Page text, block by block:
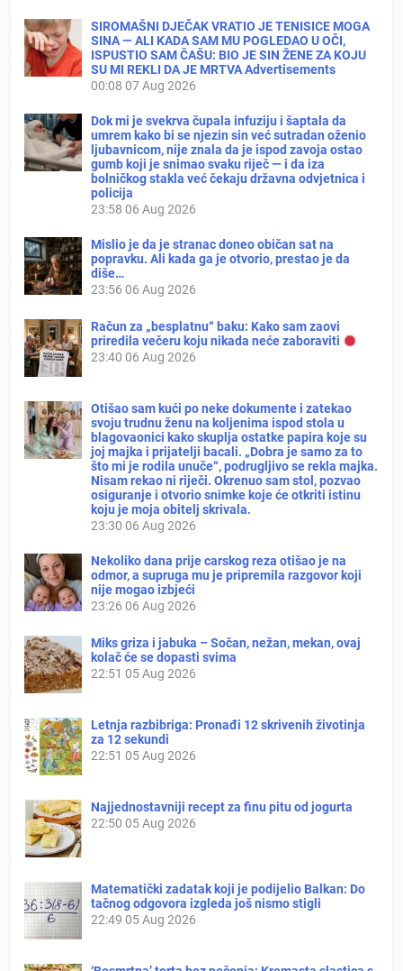
SIROMAŠNI DJEČAK VRATIO JE TENISICE MOGA
SINA — ALI KADA SAM MU POGLEDAO U OČI,
ISPUSTIO SAM ČAŠU: BIO JE SIN ŽENE ZA KOJU
SU MI REKLI DA JE MRTVA Advertisements
00:08 07 Aug 2026
Dok mi je svekrva čupala infuziju i šaptala da
umrem kako bi se njezin sin već sutradan oženio
ljubavnicom, nije znala da je ispod zavoja ostao
gumb koji je snimao svaku riječ — i da iza
bolničkog stakla već čekaju državna odvjetnica i
policija
23:58 06 Aug 2026
Mislio je da je stranac doneo običan sat na
popravku. Ali kada ga je otvorio, prestao je da
diše…
23:56 06 Aug 2026
Račun za „besplatnu“ baku: Kako sam zaovi
priredila večeru koju nikada neće zaboraviti
23:40 06 Aug 2026
Otišao sam kući po neke dokumente i zatekao
svoju trudnu ženu na koljenima ispod stola u
blagovaonici kako skuplja ostatke papira koje su
joj majka i prijatelji bacali. „Dobra je samo za to
što mi je rodila unuče“, podrugljivo se rekla majka.
Nisam rekao ni riječi. Okrenuo sam stol, pozvao
osiguranje i otvorio snimke koje će otkriti istinu
koju je moja obitelj skrivala.
23:30 06 Aug 2026
Nekoliko dana prije carskog reza otišao je na
odmor, a supruga mu je pripremila razgovor koji
nije mogao izbjeći
23:26 06 Aug 2026
Miks griza i jabuka – Sočan, nežan, mekan, ovaj
kolač će se dopasti svima
22:51 05 Aug 2026
Letnja razbibriga: Pronađi 12 skrivenih životinja
za 12 sekundi
22:51 05 Aug 2026
Najjednostavniji recept za finu pitu od jogurta
22:50 05 Aug 2026
Matematički zadatak koji je podijelio Balkan: Do
tačnog odgovora izgleda još nismo stigli
22:49 05 Aug 2026